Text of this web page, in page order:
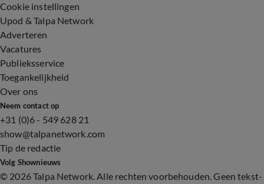
Cookie instellingen
Upod & Talpa Network
Adverteren
Vacatures
Publieksservice
Toegankelijkheid
Over ons
Neem contact op
+31 (0)6 - 549 628 21
show@talpanetwork.com
Tip de redactie
Volg Shownieuws
© 2026 Talpa Network. Alle rechten voorbehouden. Geen tekst-